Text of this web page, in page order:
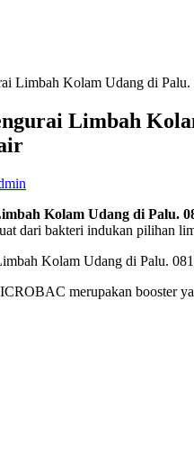
Limbah Kolam Udang di
Limbah
Kolam Udang di Palu.
dari bakteri indukan pilihan
merupakan booster